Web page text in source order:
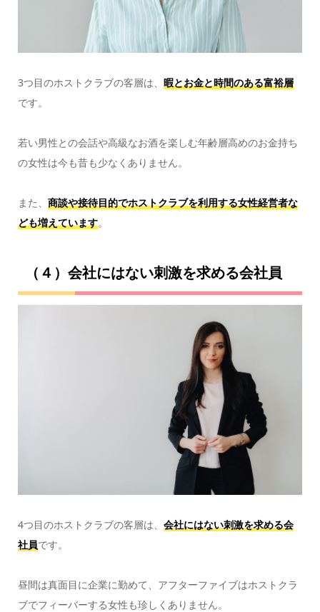
3つ目のホストクラブの客層は、 暇とお金と時間のある富裕層
です。
若い男性との会話や高級なお酒を楽しむ年齢層高めのお金持ち
の女性は今も昔も少なくありません。
また、 商談や接待目的でホストクラブを利用する女性経営者な
ども増えています。
（４）会社にはない刺激を求める会社員
4つ目のホストクラブの客層は、 会社にはない刺激を求める会
社員です。
昼間は真面目に企業に勤めて、アフターファイブはホストクラ
ブでフィーバーする女性も珍しくありません。